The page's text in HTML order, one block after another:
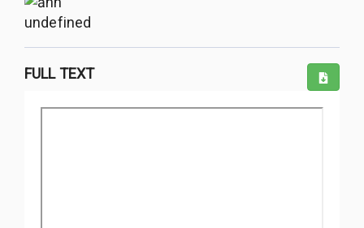
undefined
FULL TEXT